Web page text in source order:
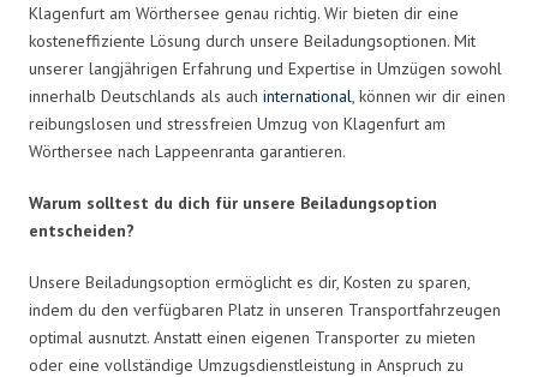
Klagenfurt am Wörthersee genau richtig. Wir bieten dir eine
kosteneffiziente Lösung durch unsere Beiladungsoptionen. Mit
unserer langjährigen Erfahrung und Expertise in Umzügen sowohl
innerhalb Deutschlands als auch international, können wir dir einen
reibungslosen und stressfreien Umzug von Klagenfurt am
Wörthersee nach Lappeenranta garantieren.
Warum solltest du dich für unsere Beiladungsoption
entscheiden?
Unsere Beiladungsoption ermöglicht es dir, Kosten zu sparen,
indem du den verfügbaren Platz in unseren Transportfahrzeugen
optimal ausnutzt. Anstatt einen eigenen Transporter zu mieten
oder eine vollständige Umzugsdienstleistung in Anspruch zu